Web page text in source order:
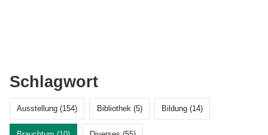
Schlagwort
Ausstellung (154) Bibliothek (5) Bildung (14)